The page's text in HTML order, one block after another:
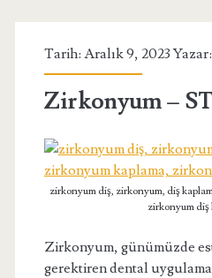
Tarih: Aralık 9, 2023 Yazar:
Zirkonyum –
zirkonyum diş, zirkonyum, diş
zirkonyum diş
Zirkonyum, günümüzde
gerektiren dental